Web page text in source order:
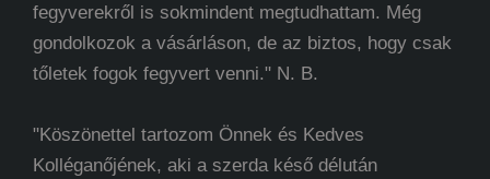
fegyverekről is sokmindent megtudhattam. Még
gondolkozok a vásárláson, de az biztos, hogy csak
tőletek fogok fegyvert venni." N. B.
"Köszönettel tartozom Önnek és Kedves
Kolléganőjének, aki a szerda késő délután